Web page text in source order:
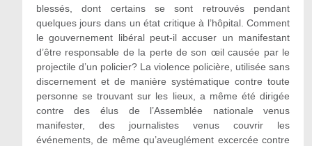
blessés, dont certains se sont retrouvés pendant
quelques jours dans un état critique à l’hôpital. Comment
le gouvernement libéral peut-il accuser un manifestant
d’être responsable de la perte de son œil causée par le
projectile d’un policier? La violence policière, utilisée sans
discernement et de manière systématique contre toute
personne se trouvant sur les lieux, a même été dirigée
contre des élus de l’Assemblée nationale venus
manifester, des journalistes venus couvrir les
événements, de même qu’aveuglément excercée contre